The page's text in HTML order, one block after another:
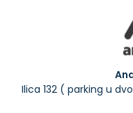
Ilica 132 ( parking u